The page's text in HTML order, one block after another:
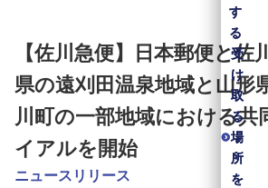
す
る
受
け
取
る
場
所
を
す
る
受
け
取
る
場
所
を
【佐川急便】日本郵便と佐
県の遠刈田温泉地域と山形
川町の一部地域における共
イアルを開始
ニュースリリース